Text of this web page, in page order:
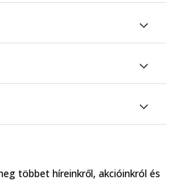
többet híreinkről, akcióinkról és